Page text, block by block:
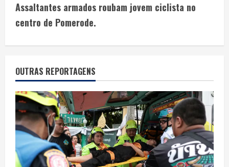
Assaltantes armados roubam jovem ciclista no
centro de Pomerode.
OUTRAS REPORTAGENS